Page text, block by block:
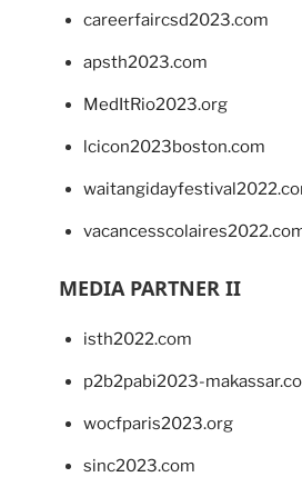
careerfaircsd2023.com
apsth2023.com
MedItRio2023.org
lcicon2023boston.com
MEDIA PARTNER II
isth2022.com
p2b2pabi2023-
wocfparis2023.org
sinc2023.com